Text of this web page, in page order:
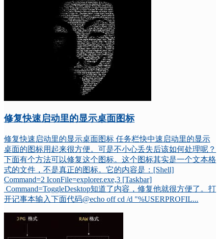
修复快速启动里的显示桌面图标
修复快速启动里的显示桌面图标 任务栏快中速启动里的显示
桌面的图标用起来很方便。可是不小心丢失后该如何处理呢？
下面有个方法可以修复这个图标。这个图标其实是一个文本格
式的文件，不是真正的图标。它的内容是：[Shell]
Command=2 IconFile=explorer.exe,3 [Taskbar]
Command=ToggleDesktop知道了内容，修复他就很方便了。打
开记事本输入下面代码@echo off cd /d "%USERPROFIL...